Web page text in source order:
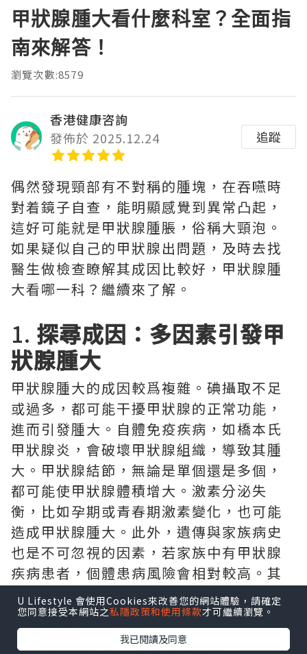
甲狀腺腫大看什麼科室？全面指
南來解答！
瀏覽次數:8579
香港健康咨詢
發佈於 2025.12.24
追蹤
偶然發現頸部有不對稱的腫塊，在吞嚥時
對着鏡子自查，能明顯感覺到異常凸起，
這好可能就是甲狀腺腫脹，俗稱大頸泡。
如果疑似自己的甲狀腺出問題，及時去找
醫生做檢查瞭解其成因比較好，甲狀腺腫
大看哪一科？繼續來了解。
1. 探尋成因：多因素引發甲
狀腺腫大
甲狀腺腫大的成因較爲複雜。碘攝取不足
或過多，都可能干擾甲狀腺的正常功能，
進而引發腫大。自體免疫疾病，如橋本氏
甲狀腺炎，會破壞甲狀腺組織，導致其腫
大。甲狀腺結節，無論是單個還是多個，
都可能使甲狀腺體積增大。激素分泌失
衡，比如孕期或青春期激素變化，也可能
造成甲狀腺腫大。此外，遺傳與家族病史
也是不可忽視的因素，若家族中有甲狀腺
疾病患者，個體患病風險會相對較高。其
他原因，像感染、腫瘤（包括惡性和良
性）、頸部放射線暴露等，同樣可能導致
甲狀腺腫脹。
U Lifestyle 會使用Cookies來改善您的網站體驗，請確定
您同意接受本網站之私隱政策和使用條款才可繼續瀏覽。
我已閱讀及同意